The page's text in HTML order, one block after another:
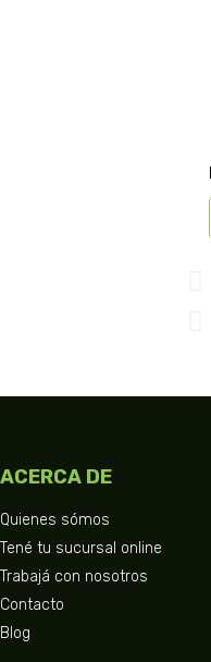
ACERCA DE
Quienes sómos
Tené tu sucursal online
Trabajá con nosotros
Contacto
Blog